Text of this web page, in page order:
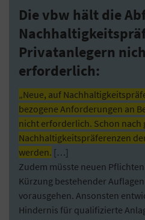
Die vbw hält die
Privatanlegern
erforderlich:
„Neue, auf
bezogene Anforderungen an
nicht erforderlich. Schon nach
Nachhaltigkeitspräferenzen
werden. […]
Zudem müsste neuen
Kürzung bestehender
vorausgehen. Ansonsten
Hindernis für qualifizierte